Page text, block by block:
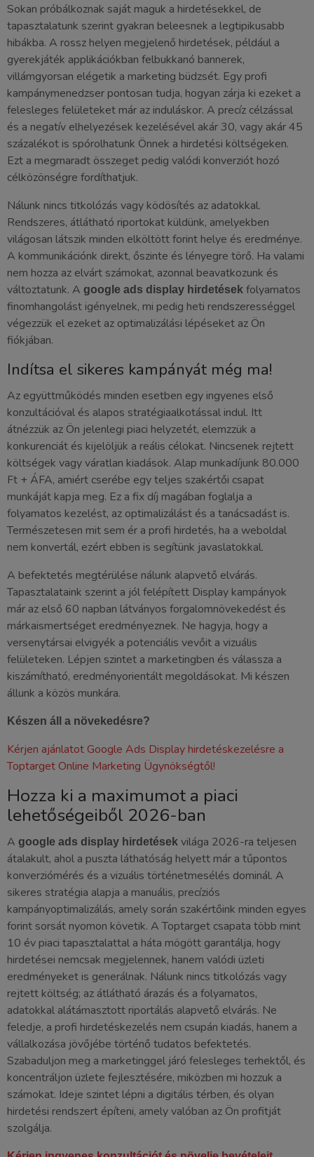
Sokan próbálkoznak saját maguk a hirdetésekkel, de
tapasztalatunk szerint gyakran beleesnek a legtipikusabb
hibákba. A rossz helyen megjelenő hirdetések, például a
gyerekjáték applikációkban felbukkanó bannerek,
villámgyorsan elégetik a marketing büdzsét. Egy profi
kampánymenedzser pontosan tudja, hogyan zárja ki ezeket a
felesleges felületeket már az induláskor. A precíz célzással
és a negatív elhelyezések kezelésével akár 30, vagy akár 45
százalékot is spórolhatunk Önnek a hirdetési költségeken.
Ezt a megmaradt összeget pedig valódi konverziót hozó
célközönségre fordíthatjuk.
Nálunk nincs titkolózás vagy ködösítés az adatokkal.
Rendszeres, átlátható riportokat küldünk, amelyekben
világosan látszik minden elköltött forint helye és eredménye.
A kommunikációnk direkt, őszinte és lényegre törő. Ha valami
nem hozza az elvárt számokat, azonnal beavatkozunk és
változtatunk. A google ads display hirdetések folyamatos
finomhangolást igényelnek, mi pedig heti rendszerességgel
végezzük el ezeket az optimalizálási lépéseket az Ön
fiókjában.
Indítsa el sikeres kampányát még ma!
Az együttműködés minden esetben egy ingyenes első
konzultációval és alapos stratégiaalkotással indul. Itt
átnézzük az Ön jelenlegi piaci helyzetét, elemzzük a
konkurenciát és kijelöljük a reális célokat. Nincsenek rejtett
költségek vagy váratlan kiadások. Alap munkadíjunk 80.000
Ft + ÁFA, amiért cserébe egy teljes szakértői csapat
munkáját kapja meg. Ez a fix díj magában foglalja a
folyamatos kezelést, az optimalizálást és a tanácsadást is.
Természetesen mit sem ér a profi hirdetés, ha a weboldal
nem konvertál, ezért ebben is segítünk javaslatokkal.
A befektetés megtérülése nálunk alapvető elvárás.
Tapasztalataink szerint a jól felépített Display kampányok
már az első 60 napban látványos forgalomnövekedést és
márkaismertséget eredményeznek. Ne hagyja, hogy a
versenytársai elvigyék a potenciális vevőit a vizuális
felületeken. Lépjen szintet a marketingben és válassza a
kiszámítható, eredményorientált megoldásokat. Mi készen
állunk a közös munkára.
Készen áll a növekedésre?
Kérjen ajánlatot Google Ads Display hirdetéskezelésre a
Toptarget Online Marketing Ügynökségtől!
Hozza ki a maximumot a piaci
lehetőségeiből 2026-ban
A google ads display hirdetések világa 2026-ra teljesen
átalakult, ahol a puszta láthatóság helyett már a tűpontos
konverziómérés és a vizuális történetmesélés dominál. A
sikeres stratégia alapja a manuális, precíziós
kampányoptimalizálás, amely során szakértőink minden egyes
forint sorsát nyomon követik. A Toptarget csapata több mint
10 év piaci tapasztalattal a háta mögött garantálja, hogy
hirdetései nemcsak megjelennek, hanem valódi üzleti
eredményeket is generálnak. Nálunk nincs titkolózás vagy
rejtett költség; az átlátható árazás és a folyamatos,
adatokkal alátámasztott riportálás alapvető elvárás. Ne
feledje, a profi hirdetéskezelés nem csupán kiadás, hanem a
vállalkozása jövőjébe történő tudatos befektetés.
Szabaduljon meg a marketinggel járó felesleges terhektől, és
koncentráljon üzlete fejlesztésére, miközben mi hozzuk a
számokat. Ideje szintet lépni a digitális térben, és olyan
hirdetési rendszert építeni, amely valóban az Ön profitját
szolgálja.